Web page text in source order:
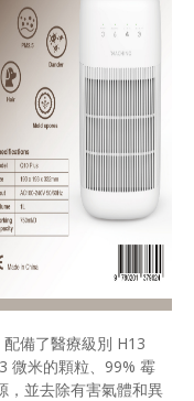
配備了醫療級別 H13
微米的顆粒、99% 霉
，並去除有害氣體和異